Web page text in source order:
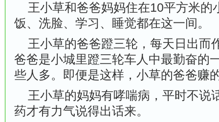
王小草和爸爸妈妈住在10平方米的
饭、洗脸、学习、睡觉都在这一间。
王小草的爸爸蹬三轮，每天日出而
爸爸是小城里蹬三轮车人中最勤奋的
些人多。即便是这样，小草的爸爸赚
王小草的妈妈有哮喘病，平时不说
药才有力气说得出话来。